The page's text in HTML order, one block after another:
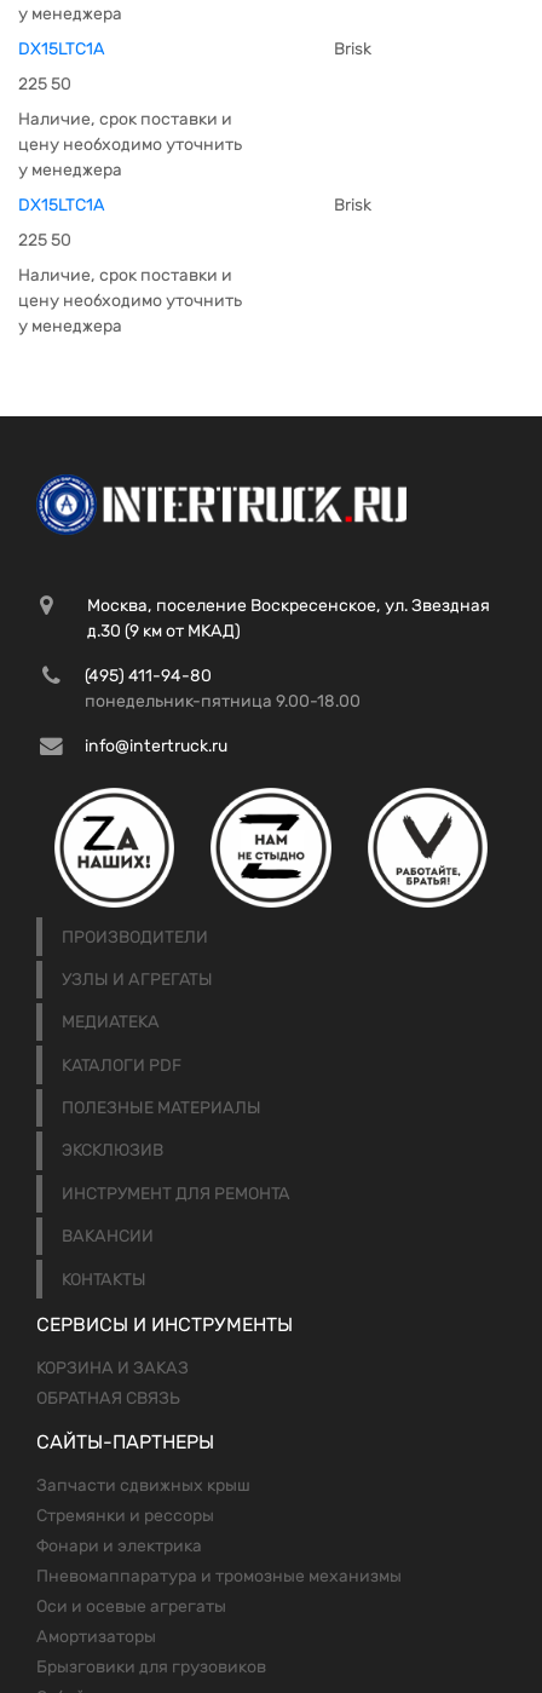
у менеджера
DX15LTC1A
Brisk
225 50
Наличие, срок поставки и
цену необходимо уточнить
у менеджера
DX15LTC1A
Brisk
225 50
Наличие, срок поставки и
цену необходимо уточнить
у менеджера
Москва, поселение Воскресенское, ул. Звездная
д.30 (9 км от МКАД)
(495) 411-94-80
понедельник-пятница 9.00-18.00
info@intertruck.ru
ПРОИЗВОДИТЕЛИ
УЗЛЫ И АГРЕГАТЫ
МЕДИАТЕКА
КАТАЛОГИ PDF
ПОЛЕЗНЫЕ МАТЕРИАЛЫ
ЭКСКЛЮЗИВ
ИНСТРУМЕНТ ДЛЯ РЕМОНТА
ВАКАНСИИ
КОНТАКТЫ
СЕРВИСЫ И ИНСТРУМЕНТЫ
КОРЗИНА И ЗАКАЗ
ОБРАТНАЯ СВЯЗЬ
САЙТЫ-ПАРТНЕРЫ
Запчасти сдвижных крыш
Стремянки и рессоры
Фонари и электрика
Пневомаппаратура и тромозные механизмы
Оси и осевые агрегаты
Амортизаторы
Брызговики для грузовиков